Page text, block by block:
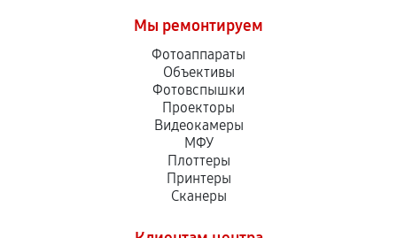
Мы ремонтируем
Фотоаппараты
Объективы
Фотовспышки
Проекторы
Видеокамеры
МФУ
Плоттеры
Принтеры
Сканеры